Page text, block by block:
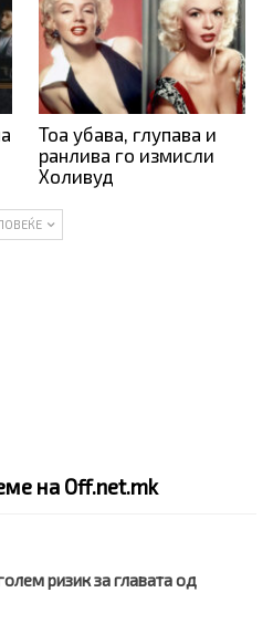
Тоа убава, глупава и
ранлива го измисли
Холивуд
на Off.net.mk
ризик за главата од